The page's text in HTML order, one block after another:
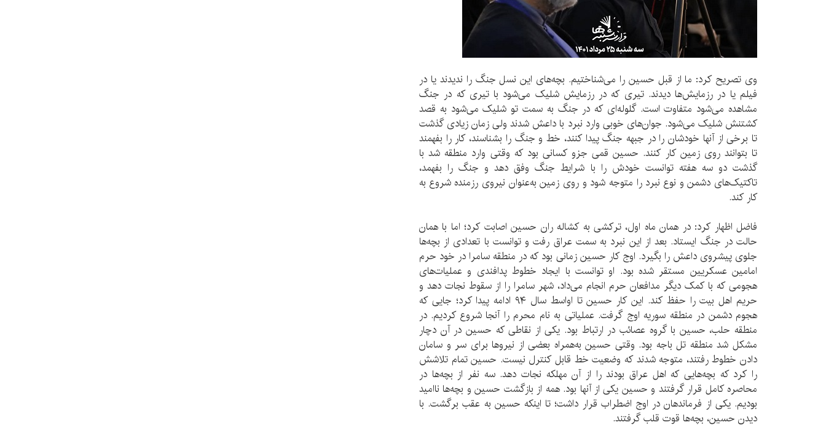
وی تصریح کرد: ما از قبل حسین را می‌شناختیم. بچه‌های این نسل جنگ را ندیدند یا در
فیلم یا در رزمایش‌ها دیدند. تیری که در رزمایش شلیک می‌شود با تیری که در جنگ
مشاهده می‌شود متفاوت است. گلوله‌ای که در جنگ به سمت تو شلیک می‌شود به قصد
کشتنش شلیک می‌شود. جوان‌های خوبی وارد نبرد با داعش شدند ولی زمان زیادی گذشت
تا برخی از آنها خودشان را در جبهه جنگ پیدا کنند، خط و جنگ را بشناسند، کار را بفهمند
تا بتوانند روی زمین کار کنند. حسین قمی جزو کسانی بود که وقتی وارد منطقه شد با
گذشت دو سه هفته توانست خودش را با شرایط جنگ وفق دهد و جنگ را بفهمد،
تاکتیک‌های دشمن و نوع نبرد را متوجه شود و روی زمین به‌عنوان نیروی رزمنده شروع به
کار کند.
فاضل اظهار کرد: در همان ماه اول، ترکشی به کشاله ران حسین اصابت کرد؛ اما با همان
حالت در جنگ ایستاد. بعد از این نبرد به سمت عراق رفت و توانست با تعدادی از بچه‌ها
جلوی پیشروی داعش را بگیرد. اوج کار حسین زمانی بود که در منطقه سامرا در خود حرم
امامین عسکریین مستقر شده بود. او توانست با ایجاد خطوط پدافندی و عملیات‌های
هجومی که با کمک دیگر مدافعان حرم انجام می‌داد، شهر سامرا را از سقوط نجات دهد و
حریم اهل بیت را حفظ کند. این کار حسین تا اواسط سال ۹۴ ادامه پیدا کرد؛ جایی که
هجوم دشمن در منطقه سوریه اوج گرفت. عملیاتی به نام محرم را آنجا شروع کردیم. در
منطقه حلب، حسین با گروه عصائب در ارتباط بود. یکی از نقاطی که حسین در آن دچار
مشکل شد منطقه تل باجه بود. وقتی حسین به‌همراه بعضی از نیرو‌ها برای سر و سامان
دادن خطوط رفتند، متوجه شدند که وضعیت خط قابل کنترل نیست. حسین تمام تلاشش
را کرد که بچه‌هایی که اهل عراق بودند را از آن مهلکه نجات دهد. سه نفر از بچه‌ها در
محاصره کامل قرار گرفتند و حسین یکی از آنها بود. همه از بازگشت حسین و بچه‌ها ناامید
بودیم. یکی از فرماندهان در اوج اضطراب قرار داشت؛ تا اینکه حسین به عقب برگشت. با
دیدن حسین، بچه‌ها قوت قلب گرفتند.